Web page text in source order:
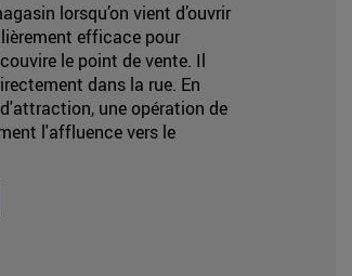
lorsqu’on vient d’ouvrir
efficace pour
le point de vente. Il
dans la rue. En
une opération de
l'affluence vers le